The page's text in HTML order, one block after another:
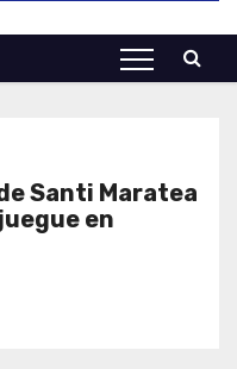
Santi Maratea
en